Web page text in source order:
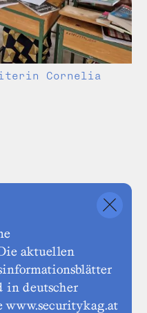
Cornelia
aktuellen
in deutscher
www.securitykag.at